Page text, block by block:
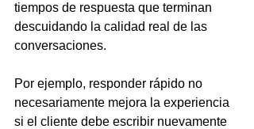
tiempos de respuesta que terminan
descuidando la calidad real de las
conversaciones.
Por ejemplo, responder rápido no
necesariamente mejora la experiencia
si el cliente debe escribir nuevamente